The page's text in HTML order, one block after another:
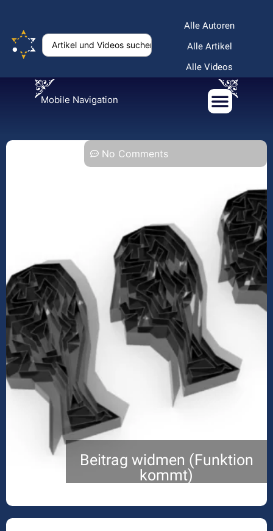
Alle Autoren
Alle Artikel
Alle Videos
Mobile Navigation
No Comments
Beitrag widmen (Funktion
kommt)